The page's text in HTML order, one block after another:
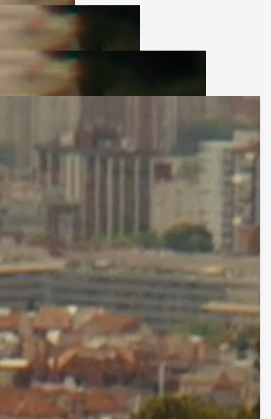
bij Cowboy?
wat je moet weten over de ultieme